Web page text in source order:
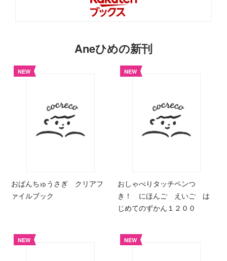
Aneひめの新刊
NEW
おぱんちゅうさぎ クリアフ
ァイルブック
NEW
おしゃべりタッチペンつ
き！ にほんご えいご は
じめてのずかん１２００
NEW NEW